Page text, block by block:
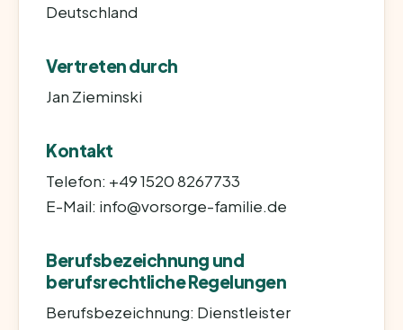
Deutschland
Vertreten durch
Jan Zieminski
Kontakt
Telefon: +49 1520 8267733
E-Mail: info@vorsorge-familie.de
Berufsbezeichnung und
berufsrechtliche Regelungen
Berufsbezeichnung: Dienstleister